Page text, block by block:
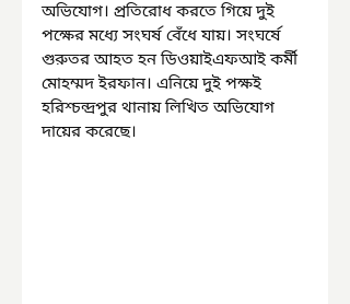
অভিযোগ। প্রতিরোধ করতে গিয়ে দুই
পক্ষের মধ্যে সংঘর্ষ বেঁধে যায়। সংঘর্ষে
গুরুতর আহত হন ডিওয়াইএফআই কর্মী
মোহম্মদ ইরফান। এনিয়ে দুই পক্ষই
হরিশ্চন্দ্রপুর থানায় লিখিত অভিযোগ
দায়ের করেছে।